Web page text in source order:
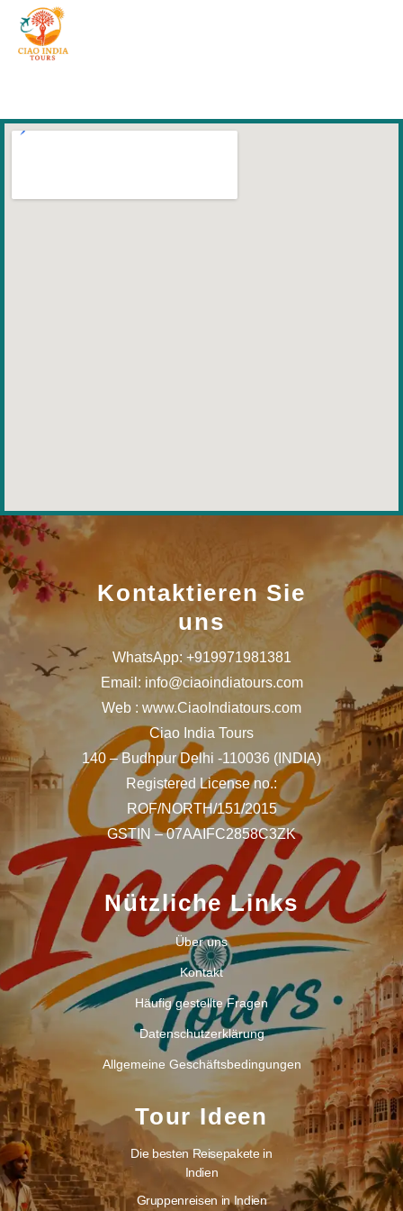
Kontaktieren Sie
uns
WhatsApp: +919971981381
Email: info@ciaoindiatours.com
Web : www.CiaoIndiatours.com
Ciao India Tours
140 – Budhpur Delhi -110036 (INDIA)
Registered License no.:
ROF/NORTH/151/2015
GSTIN – 07AAIFC2858C3ZK
Nützliche Links
Über uns
Kontakt
Häufig gestellte Fragen
Datenschutzerklärung
Allgemeine Geschäftsbedingungen
Tour Ideen
Die besten Reisepakete in
Indien
Gruppenreisen in Indien